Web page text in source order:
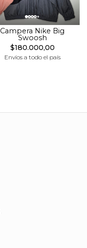
Campera Nike Big
Swoosh
$180.000,00
Envíos a todo el país